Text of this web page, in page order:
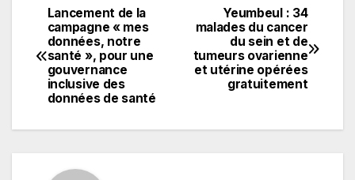
Navigation
de
l’article
Yeumbeul : 34
malades du cancer
du sein et de
tumeurs ovarienne
et utérine opérées
gratuitement
Lancement de la
campagne « mes
données, notre
santé », pour une
gouvernance
inclusive des
données de santé